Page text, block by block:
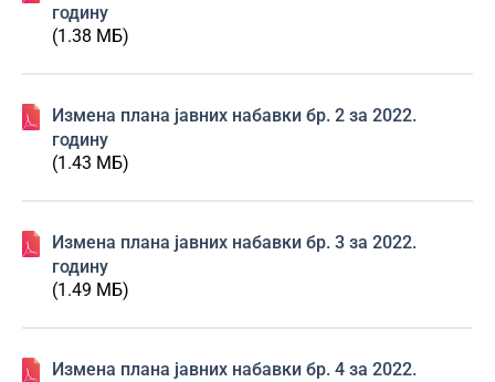
годину
(1.38 МБ)
Изменa плана јавних набавки бр. 2 за 2022.
годину
(1.43 МБ)
Изменa плана јавних набавки бр. 3 за 2022.
годину
(1.49 МБ)
Изменa плана јавних набавки бр. 4 за 2022.